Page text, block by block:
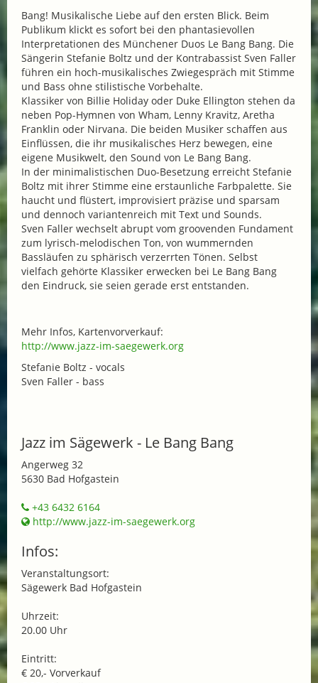
Bang! Musikalische Liebe auf den ersten Blick. Beim
Publikum klickt es sofort bei den phantasievollen
Interpretationen des Münchener Duos Le Bang Bang. Die
Sängerin Stefanie Boltz und der Kontrabassist Sven Faller
führen ein hoch-musikalisches Zwiegespräch mit Stimme
und Bass ohne stilistische Vorbehalte.
Klassiker von Billie Holiday oder Duke Ellington stehen da
neben Pop-Hymnen von Wham, Lenny Kravitz, Aretha
Franklin oder Nirvana. Die beiden Musiker schaffen aus
Einflüssen, die ihr musikalisches Herz bewegen, eine
eigene Musikwelt, den Sound von Le Bang Bang.
In der minimalistischen Duo-Besetzung erreicht Stefanie
Boltz mit ihrer Stimme eine erstaunliche Farbpalette. Sie
haucht und flüstert, improvisiert präzise und sparsam
und dennoch variantenreich mit Text und Sounds.
Sven Faller wechselt abrupt vom groovenden Fundament
zum lyrisch-melodischen Ton, von wummernden
Bassläufen zu sphärisch verzerrten Tönen. Selbst
vielfach gehörte Klassiker erwecken bei Le Bang Bang
den Eindruck, sie seien gerade erst entstanden.
Mehr Infos, Kartenvorverkauf:
http://www.jazz-im-saegewerk.org
Stefanie Boltz - vocals
Sven Faller - bass
Jazz im Sägewerk - Le Bang Bang
Angerweg 32
5630 Bad Hofgastein
+43 6432 6164
http://www.jazz-im-saegewerk.org
Infos:
Veranstaltungsort:
Sägewerk Bad Hofgastein
Uhrzeit:
20.00 Uhr
Eintritt:
€ 20,- Vorverkauf